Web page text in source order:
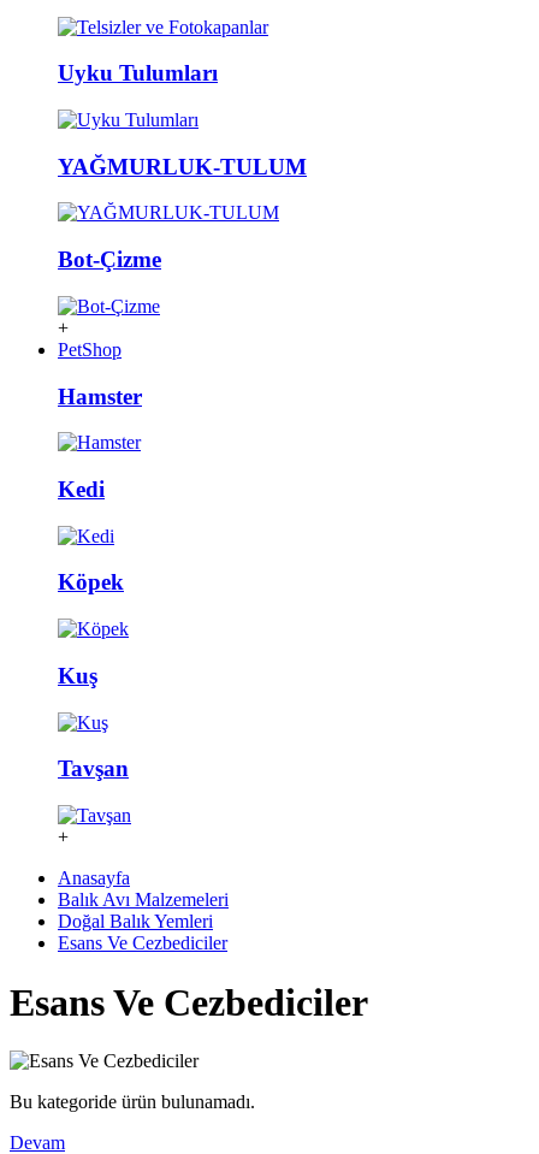
Uyku Tulumları
YAĞMURLUK-TULUM
Bot-Çizme
+
PetShop
Hamster
Kedi
Köpek
Kuş
Tavşan
+
Anasayfa
Balık Avı Malzemeleri
Doğal Balık Yemleri
Esans Ve Cezbediciler
Esans Ve Cezbediciler
Bu kategoride ürün bulunamadı.
Devam